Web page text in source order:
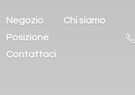
Negozio
Chi siamo
Posizione
Contattaci